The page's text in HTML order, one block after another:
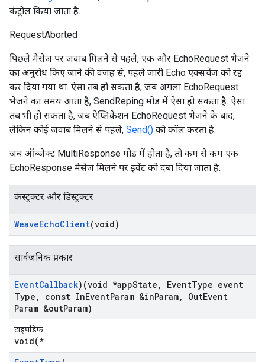
कंट्रोल किया जाता है.
RequestAborted
पिछले मैसेज पर जवाब मिलने से पहले, एक और EchoRequest भेजने
का अनुरोध किए जाने की वजह से, पहले जारी Echo एक्सचेंज को रद्द
कर दिया गया था. ऐसा तब हो सकता है, जब अगला EchoRequest
भेजने का समय आता है, SendReping मोड में ऐसा हो सकता है. ऐसा
तब भी हो सकता है, जब ऐप्लिकेशन EchoRequest भेजने के बाद,
लेकिन कोई जवाब मिलने से पहले, Send() को कॉल करता है.
जब ऑब्जेक्ट MultiResponse मोड में होता है, तो कम से कम एक
EchoResponse मैसेज मिलने पर इवेंट को दबा दिया जाता है.
कंस्ट्रक्टर और डिस्ट्रक्टर
WeaveEchoClient(void)
सार्वजनिक प्रकार
EventCallback)(void *appState , EventType event
Type , const InEventParam &inParam, OutEvent
Param &outParam)
टाइपडिफ़
void(*